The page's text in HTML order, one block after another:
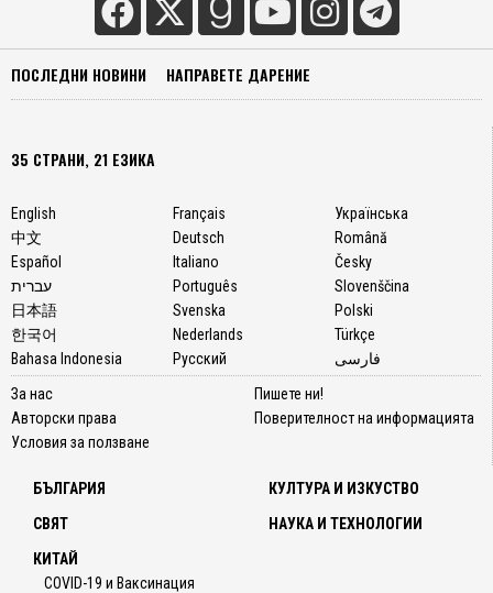
ПОСЛЕДНИ НОВИНИ НАПРАВЕТЕ ДАРЕНИЕ
35 СТРАНИ, 21 ЕЗИКА
English
中文
Español
עברית
日本語
한국어
Bahasa Indonesia
Français
Deutsch
Italiano
Português
Svenska
Nederlands
Русский
Українська
Română
Česky
Slovenščina
Polski
Türkçe
فارسی
За нас
Авторски права
Условия за ползване
Пишете ни!
Поверителност на информацията
БЪЛГАРИЯ
СВЯТ
КИТАЙ
COVID-19 и Ваксинация
КУЛТУРА И ИЗКУСТВО
НАУКА И ТЕХНОЛОГИИ